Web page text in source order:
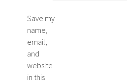
Save my
name,
email,
and
website
in this